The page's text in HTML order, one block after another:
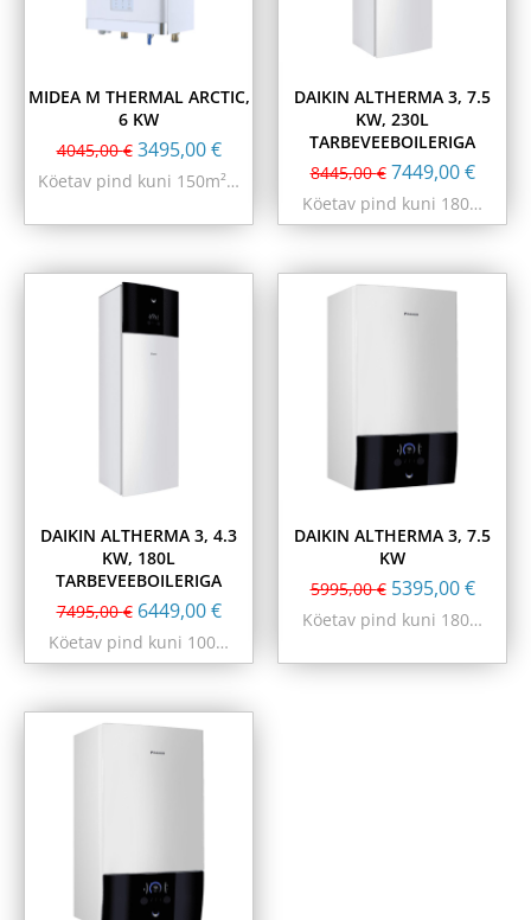
MIDEA M THERMAL ARCTIC,
6 KW
4045,00€ 3495,00€
Köetav pind kuni 150m²…
DAIKIN ALTHERMA 3, 7.5
KW, 230L
TARBEVEEBOILERIGA
8445,00€ 7449,00€
Köetav pind kuni 180…
DAIKIN ALTHERMA 3, 4.3
KW, 180L
TARBEVEEBOILERIGA
7495,00€ 6449,00€
Köetav pind kuni 100…
DAIKIN ALTHERMA 3, 7.5
KW
5995,00€ 5395,00€
Köetav pind kuni 180…